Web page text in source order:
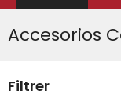
Accesorios
Filtrer